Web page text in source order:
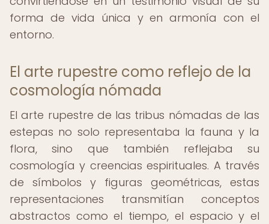
forma de vida única y en armonía con el
entorno.
El arte rupestre como reflejo de la
cosmología nómada
El arte rupestre de las tribus nómadas de las
estepas no solo representaba la fauna y la
flora, sino que también reflejaba su
cosmología y creencias espirituales. A través
de símbolos y figuras geométricas, estas
representaciones transmitían conceptos
abstractos como el tiempo, el espacio y el